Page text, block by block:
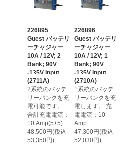
226895
Guest バッテリ
ーチャジャー
10A / 12V; 2
Bank; 90V
-135V Input
(2711A)
2系統のバッテ
リーバンクを充
電可能です。
合計充電電流：
10 Amp(5+5)
48,500円(税込
53,350円)
226896
Guest バッテリ
ーチャジャー
10A / 12V; 1
Bank; 90V
-135V Input
(2710A)
1系統のバッテ
リーバンクを充
電します。 充
電電流：10
Amp
47,300円(税込
52,030円)